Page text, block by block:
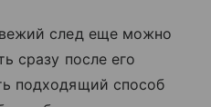
след еще можно
сразу после его
подходящий способ